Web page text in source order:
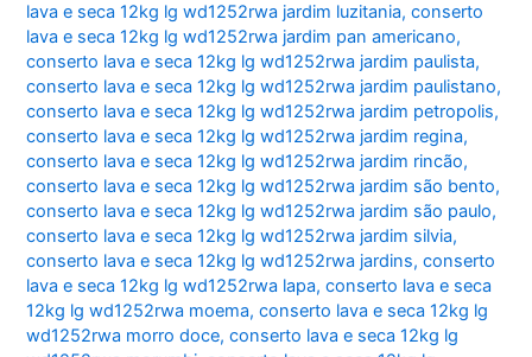
lava e seca 12kg lg wd1252rwa jardim luzitania,conserto
lava e seca 12kg lg wd1252rwa jardim pan americano,
conserto lava e seca 12kg lg wd1252rwa jardim paulista,
conserto lava e seca 12kg lg wd1252rwa jardim paulistano,
conserto lava e seca 12kg lg wd1252rwa jardim petropolis,
conserto lava e seca 12kg lg wd1252rwa jardim regina,
conserto lava e seca 12kg lg wd1252rwa jardim rincão,
conserto lava e seca 12kg lg wd1252rwa jardim são bento,
conserto lava e seca 12kg lg wd1252rwa jardim são paulo,
conserto lava e seca 12kg lg wd1252rwa jardim silvia,
conserto lava e seca 12kg lg wd1252rwa jardins,conserto
lava e seca 12kg lg wd1252rwa lapa,conserto lava e seca
12kg lg wd1252rwa moema,conserto lava e seca 12kg lg
wd1252rwa morro doce,conserto lava e seca 12kg lg